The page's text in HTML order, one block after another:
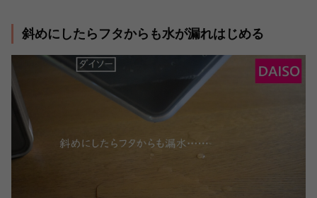
斜めにしたらフタからも水が漏れはじめる